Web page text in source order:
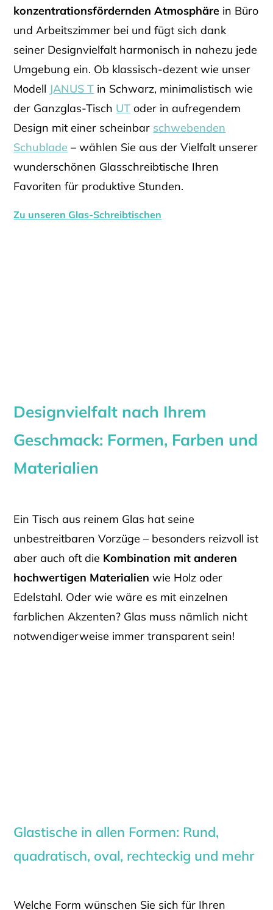
konzentrationsfördernden Atmosphäre in Büro
und Arbeitszimmer bei und fügt sich dank
seiner Designvielfalt harmonisch in nahezu jede
Umgebung ein. Ob klassisch-dezent wie unser
Modell JANUS T in Schwarz, minimalistisch wie
der Ganzglas-Tisch UT oder in aufregendem
Design mit einer scheinbar schwebenden
Schublade – wählen Sie aus der Vielfalt unserer
wunderschönen Glasschreibtische Ihren
Favoriten für produktive Stunden.
Zu unseren Glas-Schreibtischen
Designvielfalt nach Ihrem
Geschmack: Formen, Farben und
Materialien
Ein Tisch aus reinem Glas hat seine
unbestreitbaren Vorzüge – besonders reizvoll ist
aber auch oft die Kombination mit anderen
hochwertigen Materialien wie Holz oder
Edelstahl. Oder wie wäre es mit einzelnen
farblichen Akzenten? Glas muss nämlich nicht
notwendigerweise immer transparent sein!
Glastische in allen Formen: Rund,
quadratisch, oval, rechteckig und mehr
Welche Form wünschen Sie sich für Ihren